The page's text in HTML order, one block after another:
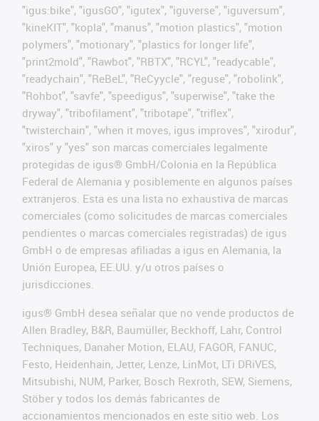
"igus:bike", "igusGO", "igutex", "iguverse", "iguversum",
"kineKIT", "kopla", "manus", "motion plastics", "motion
polymers", "motionary", "plastics for longer life",
"print2mold", "Rawbot", "RBTX", "RCYL", "readycable",
"readychain", "ReBeL", "ReCyycle", "reguse", "robolink",
"Rohbot", "savfe", "speedigus", "superwise", "take the
dryway", "tribofilament", "tribotape", "triflex",
"twisterchain", "when it moves, igus improves", "xirodur",
"xiros" y "yes" son marcas comerciales legalmente
protegidas de igus® GmbH/Colonia en la República
Federal de Alemania y posiblemente en algunos países
extranjeros. Esta es una lista no exhaustiva de marcas
comerciales (como solicitudes de marcas comerciales
pendientes o marcas comerciales registradas) de igus
GmbH o de empresas afiliadas a igus en Alemania, la
Unión Europea, EE.UU. y/u otros países o
jurisdicciones.
igus® GmbH desea señalar que no vende productos de
Allen Bradley, B&R, Baumüller, Beckhoff, Lahr, Control
Techniques, Danaher Motion, ELAU, FAGOR, FANUC,
Festo, Heidenhain, Jetter, Lenze, LinMot, LTi DRiVES,
Mitsubishi, NUM, Parker, Bosch Rexroth, SEW, Siemens,
Stöber y todos los demás fabricantes de
accionamientos mencionados en este sitio web. Los